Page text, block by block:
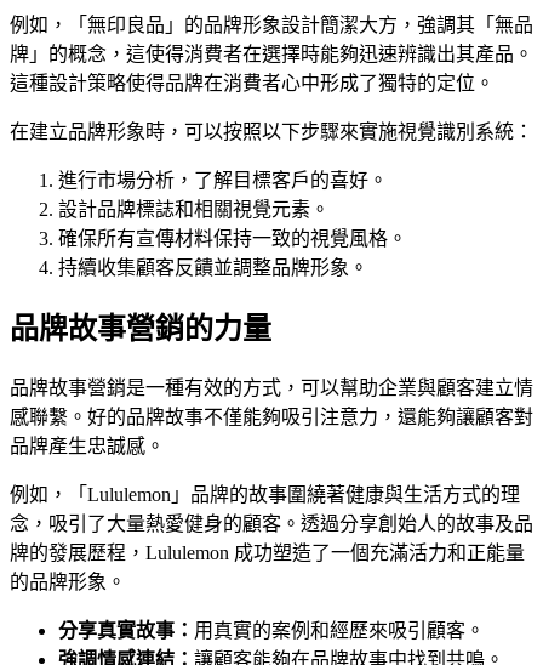
例如，「無印良品」的品牌形象設計簡潔大方，強調其「無品
牌」的概念，這使得消費者在選擇時能夠迅速辨識出其產品。
這種設計策略使得品牌在消費者心中形成了獨特的定位。
在建立品牌形象時，可以按照以下步驟來實施視覺識別系統：
進行市場分析，了解目標客戶的喜好。
設計品牌標誌和相關視覺元素。
確保所有宣傳材料保持一致的視覺風格。
持續收集顧客反饋並調整品牌形象。
品牌故事營銷的力量
品牌故事營銷是一種有效的方式，可以幫助企業與顧客建立情
感聯繫。好的品牌故事不僅能夠吸引注意力，還能夠讓顧客對
品牌產生忠誠感。
例如，「Lululemon」品牌的故事圍繞著健康與生活方式的理
念，吸引了大量熱愛健身的顧客。透過分享創始人的故事及品
牌的發展歷程，Lululemon 成功塑造了一個充滿活力和正能量
的品牌形象。
分享真實故事： 用真實的案例和經歷來吸引顧客。
強調情感連結： 讓顧客能夠在品牌故事中找到共鳴。